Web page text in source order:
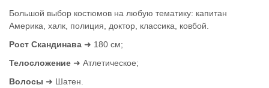
Большой выбор костюмов на любую тематику: капитан
Америка, халк, полиция, доктор, классика, ковбой.
Рост Скандинава ➜ 180 см;
Телосложение ➜ Атлетическое;
Волосы ➜ Шатен.